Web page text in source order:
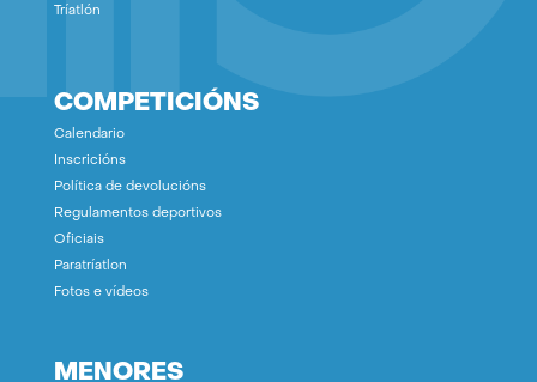
Tríatlón
COMPETICIÓNS
Calendario
Inscricións
Política de devolucións
Regulamentos deportivos
Oficiais
Paratríatlon
Fotos e vídeos
MENORES